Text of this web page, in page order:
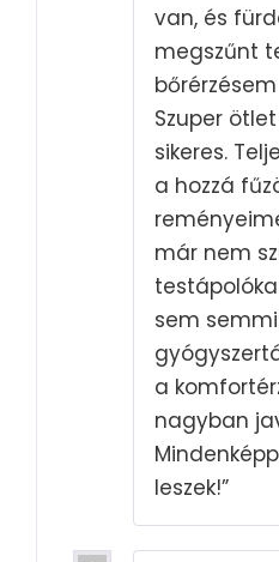
van, és
megszűnt
bőrérzésem
Szuper
sikeres.
a hozzá
már nem
sem
a
nagyban
leszek!”